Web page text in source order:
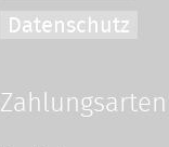
Datenschutz